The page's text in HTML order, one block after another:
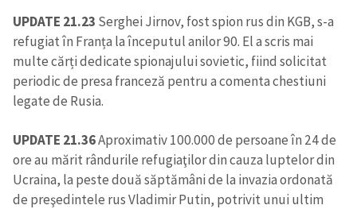
UPDATE 21.23 Serghei Jirnov, fost spion rus din KGB, s-a
refugiat în Franța la începutul anilor 90. El a scris mai
multe cărți dedicate spionajului sovietic, fiind solicitat
periodic de presa franceză pentru a comenta chestiuni
legate de Rusia.
UPDATE 21.36Aproximativ 100.000 de persoane în 24 de
ore au mărit rândurile refugiaţilor din cauza luptelor din
Ucraina, la peste două săptămâni de la invazia ordonată
de preşedintele rus Vladimir Putin, potrivit unui ultim